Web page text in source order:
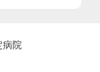
病院